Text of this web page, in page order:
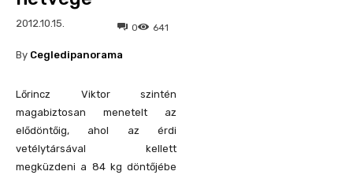
2012.10.15. 641
0
By Cegledipanorama
Lőrincz Viktor szintén
magabiztosan menetelt az
elődöntőig, ahol az érdi
vetélytársával kellett
megküzdeni a 84 kg döntőjébe